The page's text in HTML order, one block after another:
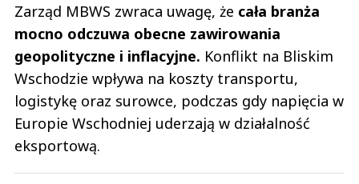
Zarząd MBWS zwraca uwagę, że cała branża
mocno odczuwa obecne zawirowania
geopolityczne i inflacyjne. Konflikt na Bliskim
Wschodzie wpływa na koszty transportu,
logistykę oraz surowce, podczas gdy napięcia w
Europie Wschodniej uderzają w działalność
eksportową.